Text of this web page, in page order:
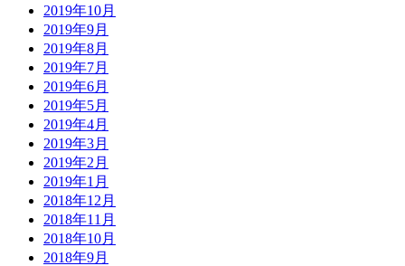
2019年10月
2019年9月
2019年8月
2019年7月
2019年6月
2019年5月
2019年4月
2019年3月
2019年2月
2019年1月
2018年12月
2018年11月
2018年10月
2018年9月